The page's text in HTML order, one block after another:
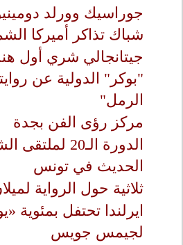
جوراسيك وورلد
شباك تذاكر أميركا
جيتانجالي شري أول
"بوكر" الدولية عن
الرمل"
مركز رؤى الفن بجدة
الدورة الـ20
الحديث في تونس
ثلاثية حول الرواية
ايرلندا تحتفل بمئوية
لجيمس جويس